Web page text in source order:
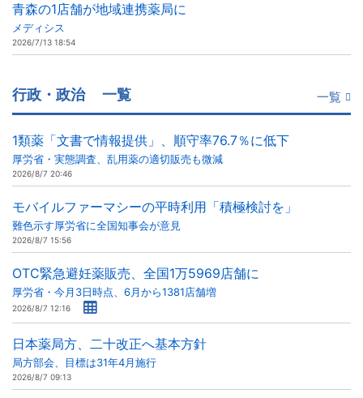
青森の1店舗が地域連携薬局に
メディシス
2026/7/13 18:54
行政・政治 一覧 一覧
1類薬「文書で情報提供」、順守率76.7％に低下
厚労省・実態調査、乱用薬の適切販売も微減
2026/8/7 20:46
モバイルファーマシーの平時利用「積極検討を」
難色示す厚労省に全国知事会が意見
2026/8/7 15:56
OTC緊急避妊薬販売、全国1万5969店舗に
厚労省・今月3日時点、6月から1381店舗増
2026/8/7 12:16
日本薬局方、二十改正へ基本方針
局方部会、目標は31年4月施行
2026/8/7 09:13